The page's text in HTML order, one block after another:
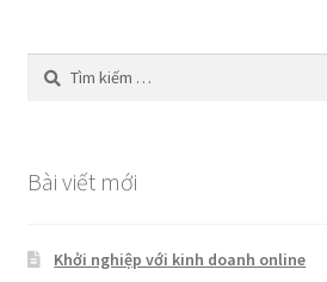
Tìm
kiếm
Bài viết mới
Khởi nghiệp với kinh doanh online